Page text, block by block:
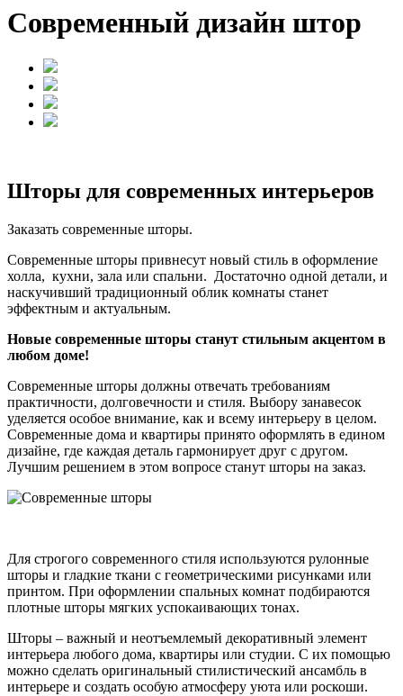
Современный дизайн штор
Шторы для современных интерьеров
Заказать современные шторы.
Современные шторы привнесут новый стиль в оформление
холла, кухни, зала или спальни. Достаточно одной детали, и
наскучивший традиционный облик комнаты станет
эффектным и актуальным.
Новые современные шторы станут стильным акцентом в
любом доме!
Современные шторы должны отвечать требованиям
практичности, долговечности и стиля. Выбору занавесок
уделяется особое внимание, как и всему интерьеру в целом.
Современные дома и квартиры принято оформлять в едином
дизайне, где каждая деталь гармонирует друг с другом.
Лучшим решением в этом вопросе станут шторы на заказ.
Для строгого современного стиля используются рулонные
шторы и гладкие ткани с геометрическими рисунками или
принтом. При оформлении спальных комнат подбираются
плотные шторы мягких успокаивающих тонах.
Шторы – важный и неотъемлемый декоративный элемент
интерьера любого дома, квартиры или студии. С их помощью
можно сделать оригинальный стилистический ансамбль в
интерьере и создать особую атмосферу уюта или роскоши.